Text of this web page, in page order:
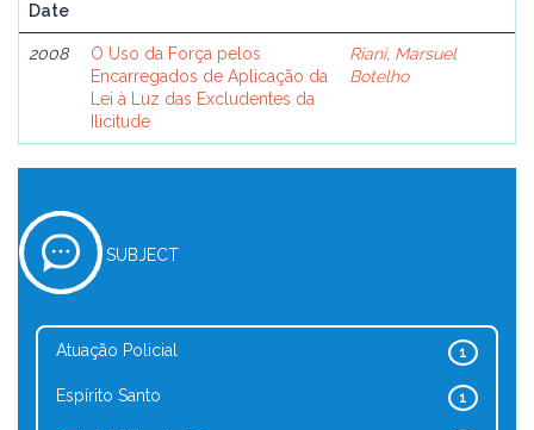
Date
2008
O Uso da Força pelos
Encarregados de Aplicação da
Lei à Luz das Excludentes da
Ilicitude
Riani, Marsuel
Botelho
SUBJECT
1
Atuação Policial
1
Espírito Santo